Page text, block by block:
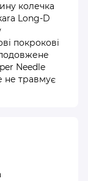
колечка
Long-D
покрокові
Needle
не травмує